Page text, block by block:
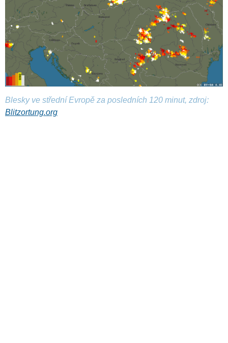
Blesky ve střední Evropě za posledních 120 minut, zdroj:
Blitzortung.org